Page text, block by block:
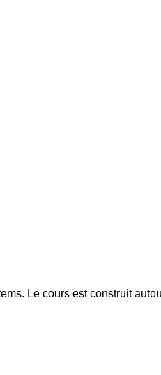
Le cours est construit